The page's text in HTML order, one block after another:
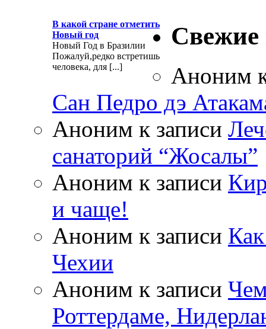
В какой стране отметить
Новый год
Новый Год в Бразилии
Пожалуй,редко встретишь
человека, для [...]
Свежие
Аноним
Сан Педро дэ
Аноним к записи
санаторий “Жосалы”
Аноним к записи
и чаще!
Аноним к записи
Чехии
Аноним к записи
Роттердаме,